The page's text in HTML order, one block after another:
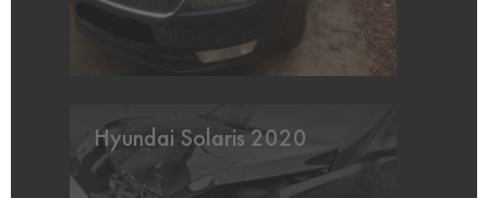
Hyundai Solaris 2020